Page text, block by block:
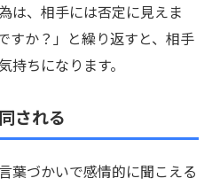
は、相手には否定に見えま
すか？」と繰り返すと、相手
持ちになります。
される
葉づかいで感情的に聞こえる